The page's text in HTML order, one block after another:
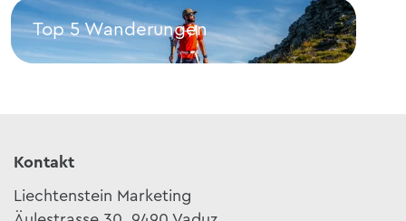
Top 5 Wanderungen
Top 5 Wanderungen
Kontakt
Liechtenstein Marketing